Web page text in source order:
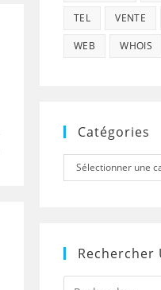
TEL VENTE
WEB WHOIS
Catégories
Catégories
Sélectionner une
Rechercher